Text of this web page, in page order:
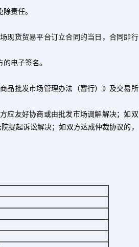
责任。
现货贸易平台订立合同的当日，合同即行
电子签名。
品批发市场管理办法（暂行）》及交易所
应友好协商或由批发市场调解解决；如双
提起诉讼解决；如双方达成仲裁协议的，